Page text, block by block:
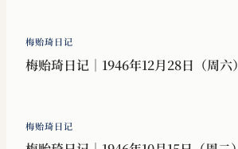
梅贻琦日记
梅贻琦日记｜1946年12月28日（周六）
梅贻琦日记